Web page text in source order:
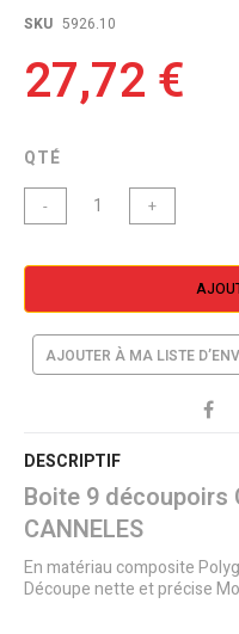
SKU 5926.10
27,72 €
QTÉ
- +
AJOUTER À MA LISTE
DESCRIPTIF
Boite 9 découpoirs
CANNELES
En matériau composite
Découpe nette et précise